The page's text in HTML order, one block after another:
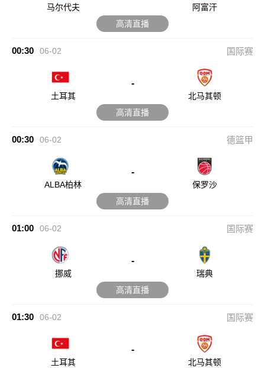
马尔代夫
阿富汗
高清直播
00:30 06-02 国际赛
土耳其
-
北马其顿
高清直播
00:30 06-02 德篮甲
ALBA柏林
-
保罗沙
高清直播
01:00 06-02 国际赛
挪威
-
瑞典
高清直播
01:30 06-02 国际赛
土耳其
-
北马其顿